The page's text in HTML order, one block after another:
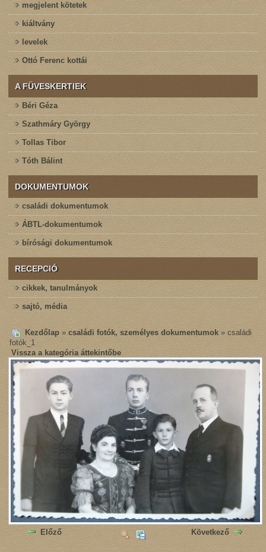
megjelent kötetek
kiáltvány
levelek
Ottó Ferenc kottái
A FÜVESKERTIEK
Béri Géza
Szathmáry György
Tollas Tibor
Tóth Bálint
DOKUMENTUMOK
családi dokumentumok
ÁBTL-dokumentumok
bírósági dokumentumok
RECEPCIÓ
cikkek, tanulmányok
sajtó, média
Kezdőlap»családi fotók, személyes dokumentumok » családi
fotók_1
Vissza a kategória áttekintőbe
Előző Következő